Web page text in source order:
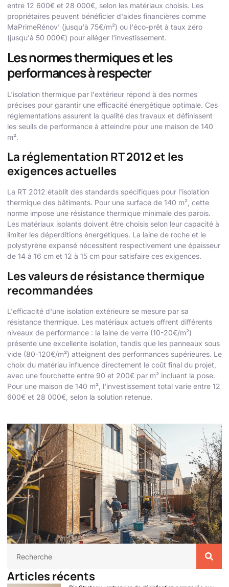
entre 12 600€ et 28 000€, selon les matériaux choisis. Les
propriétaires peuvent bénéficier d'aides financières comme
MaPrimeRénov' (jusqu'à 75€/m²) ou l'éco-prêt à taux zéro
(jusqu'à 50 000€) pour alléger l'investissement.
Les normes thermiques et les
performances à respecter
L'isolation thermique par l'extérieur répond à des normes
précises pour garantir une efficacité énergétique optimale. Ces
réglementations assurent la qualité des travaux et définissent
les seuils de performance à atteindre pour une maison de 140
m².
La réglementation RT 2012 et les
exigences actuelles
La RT 2012 établit des standards spécifiques pour l'isolation
thermique des bâtiments. Pour une surface de 140 m², cette
norme impose une résistance thermique minimale des parois.
Les matériaux isolants doivent être choisis selon leur capacité à
limiter les déperditions énergétiques. La laine de roche et le
polystyrène expansé nécessitent respectivement une épaisseur
de 14 à 16 cm et 12 à 15 cm pour satisfaire ces exigences.
Les valeurs de résistance thermique
recommandées
L'efficacité d'une isolation extérieure se mesure par sa
résistance thermique. Les matériaux actuels offrent différents
niveaux de performance : la laine de verre (10-20€/m²)
présente une excellente isolation, tandis que les panneaux sous
vide (80-120€/m²) atteignent des performances supérieures. Le
choix du matériau influence directement le coût final du projet,
avec une fourchette entre 90 et 200€ par m² incluant la pose.
Pour une maison de 140 m², l'investissement total varie entre 12
600€ et 28 000€, selon la solution retenue.
Articles récents